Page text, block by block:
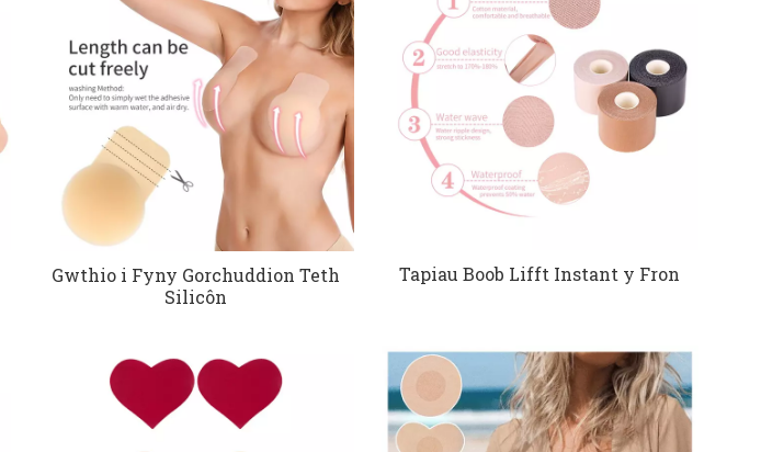
Gwthio i Fyny Gorchuddion Teth
Silicôn
Tapiau Boob Lifft Instant y Fron